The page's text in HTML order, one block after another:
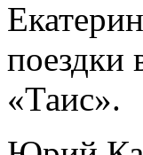
поездки
«Таис».